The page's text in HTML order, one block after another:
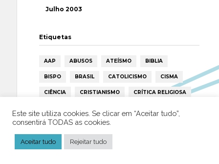
Julho 2003
Etiquetas
AAP ABUSOS ATEÍSMO BIBLIA
BISPO BRASIL CATOLICISMO CISMA
CIÊNCIA CRISTIANISMO CRÍTICA RELIGIOSA
ESPIRITISMO ESTATÍSTICAS
FÁTIMA HISTÓRIA
Este site utiliza cookies. Se clicar em “Aceitar tudo”,
consentirá TODAS as cookies.
Aceitar tudo Rejeitar tudo